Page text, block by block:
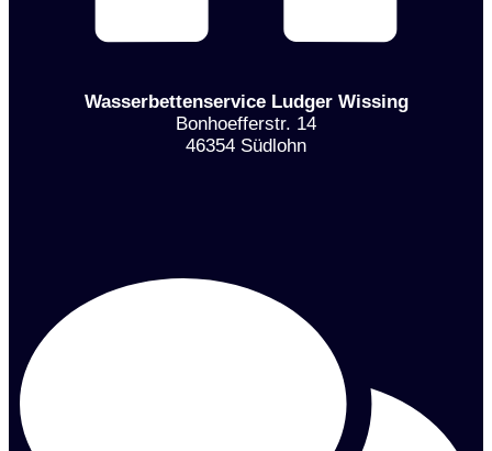
Wasserbettenservice Ludger Wissing
Bonhoefferstr. 14
46354 Südlohn